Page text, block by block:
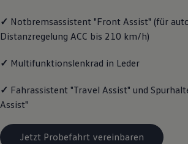
Lifestyle
Transport
Familie
Volkswagen R
Volkswagen Kundenbetreuung
✓ Notbremsassistent "Front Assist" (für
Distanzregelung ACC bis 210 km/h)
✓ Multifunktionslenkrad in Leder
✓ Fahrassistent "Travel Assist" und
Assist"
Jetzt Probefahrt vereinbaren